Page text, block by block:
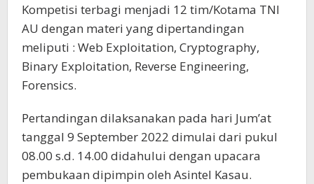
Kompetisi terbagi menjadi 12 tim/Kotama TNI
AU dengan materi yang dipertandingan
meliputi : Web Exploitation, Cryptography,
Binary Exploitation, Reverse Engineering,
Forensics.
Pertandingan dilaksanakan pada hari Jum’at
tanggal 9 September 2022 dimulai dari pukul
08.00 s.d. 14.00 didahului dengan upacara
pembukaan dipimpin oleh Asintel Kasau.